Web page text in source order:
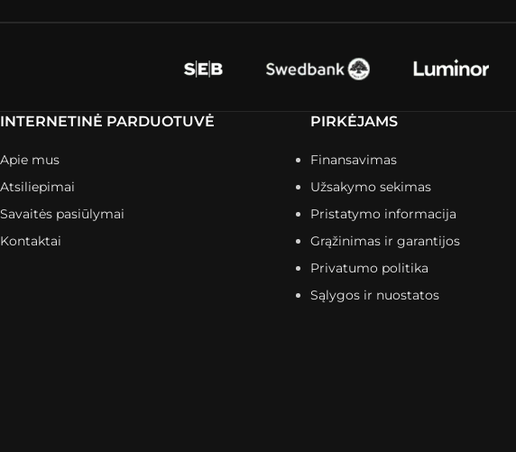
INTERNETINĖ PARDUOTUVĖ
Apie mus
Atsiliepimai
Savaitės pasiūlymai
Kontaktai
PIRKĖJAMS
Finansavimas
Užsakymo sekimas
Pristatymo informacija
Grąžinimas ir garantijos
Privatumo politika
Sąlygos ir nuostatos